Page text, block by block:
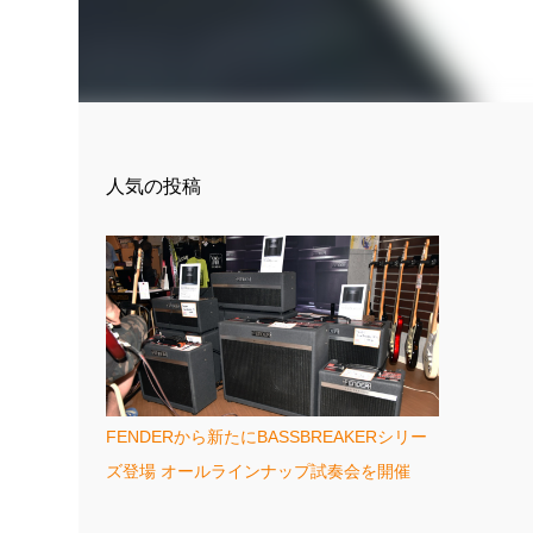
人気の投稿
FENDERから新たにBASSBREAKERシリー
ズ登場 オールラインナップ試奏会を開催